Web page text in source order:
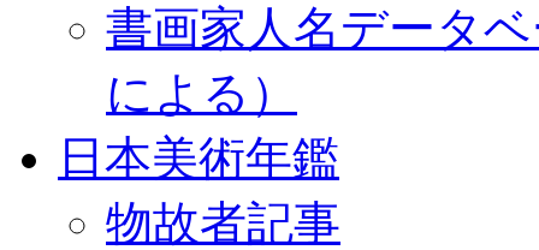
書画家人名データ
による）
日本美術年鑑
物故者記事